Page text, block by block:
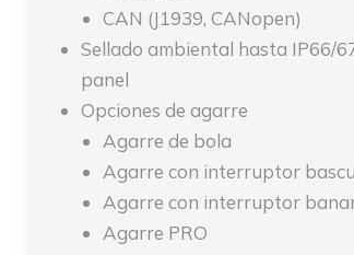
CAN (J1939, CANopen)
Sellado ambiental hasta IP66/
panel
Opciones de agarre
Agarre de bola
Agarre con interruptor
Agarre con interruptor
Agarre PRO